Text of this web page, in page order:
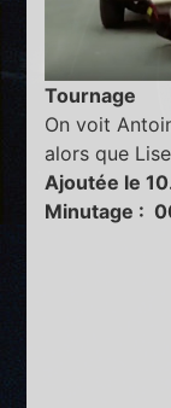
Tournage
On voit
alors que
Ajoutée le
Minutage :